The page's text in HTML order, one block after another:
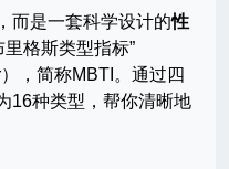
而是一套科学设计的性
里格斯类型指标”
，简称MBTI。通过四
16种类型，帮你清晰地